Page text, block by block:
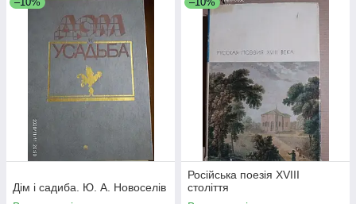
Дім і садиба. Ю. А. Новоселів
Російська поезія XVIII
століття